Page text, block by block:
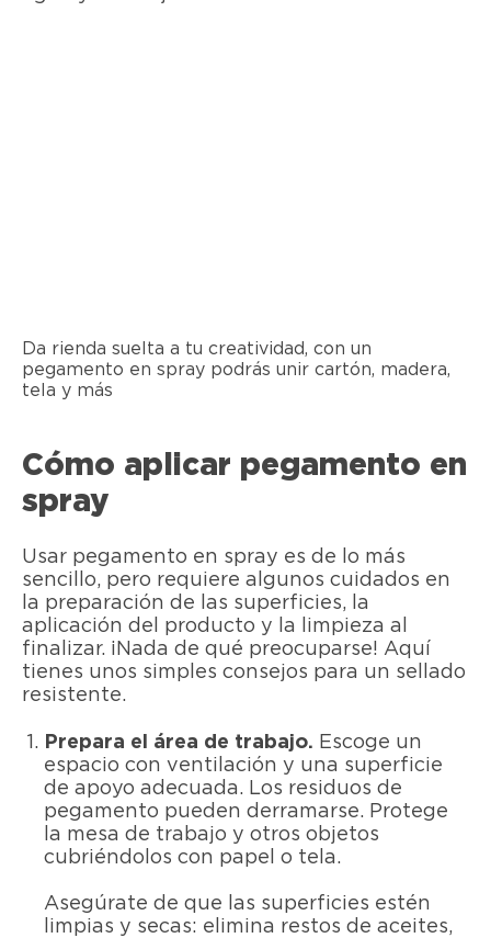
Da rienda suelta a tu creatividad, con un
pegamento en spray podrás unir cartón, madera,
tela y más
Cómo aplicar pegamento en
spray
Usar pegamento en spray es de lo más
sencillo, pero requiere algunos cuidados en
la preparación de las superficies, la
aplicación del producto y la limpieza al
finalizar. ¡Nada de qué preocuparse! Aquí
tienes unos simples consejos para un sellado
resistente.
Prepara el área de trabajo. Escoge un
espacio con ventilación y una superficie
de apoyo adecuada. Los residuos de
pegamento pueden derramarse. Protege
la mesa de trabajo y otros objetos
cubriéndolos con papel o tela.
Asegúrate de que las superficies estén
limpias y secas: elimina restos de aceites,